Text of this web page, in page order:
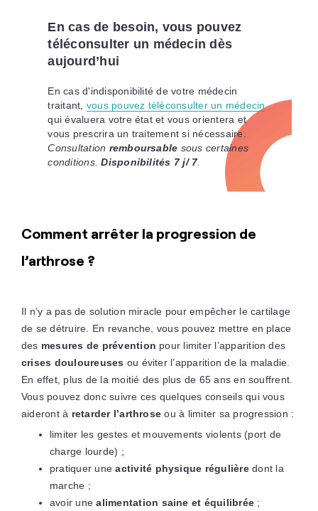
En cas de besoin, vous pouvez
téléconsulter un médecin dès
aujourd’hui
En cas d'indisponibilité de votre médecin
traitant, vous pouvez téléconsulter un médecin
qui évaluera votre état et vous orientera et
vous prescrira un traitement si nécessaire.
Consultation remboursable sous certaines
conditions.Disponibilités 7 j/ 7.
Comment arrêter la progression de
l’arthrose ?
Il n’y a pas de solution miracle pour empêcher le cartilage
de se détruire. En revanche, vous pouvez mettre en place
des mesures de prévention pour limiter l’apparition des
crises douloureuses ou éviter l’apparition de la maladie.
En effet, plus de la moitié des plus de 65 ans en souffrent.
Vous pouvez donc suivre ces quelques conseils qui vous
aideront à retarder l’arthrose ou à limiter sa progression :
limiter les gestes et mouvements violents (port de
charge lourde) ;
pratiquer uneactivité physique régulièredont la
marche ;
avoir unealimentation saine et équilibrée ;